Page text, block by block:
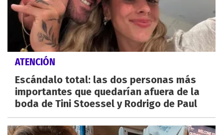
ATENCIÓN
Escándalo total: las dos personas más
importantes que quedarían afuera de la
boda de Tini Stoessel y Rodrigo de Paul